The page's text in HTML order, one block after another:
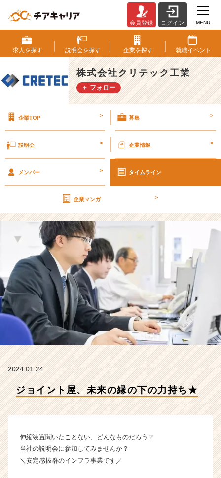
ョ
イ
ン
ト
屋、
未
の
力
【株
式
会
社
ク
リ
テ
ッ
ク
工
業
の
タ
イ
ム
ベ
ー・
成
長
会員登録 ログイン MENU
求人を探す 説明会を探す 企業を探す 就職イベント
株式会社クリテック工業
＋ フォロー
企業TOP > 募集 >
説明会 > 企業情報 >
メンバー > タイムライン
企業マンガ >
2024.01.24
ジョイント屋、未来の縁の下の力持ち★
伸縮装置聞いたことない、どんなものだろう？
当社の説明会に参加してみませんか？
＼安定感抜群のインフラ事業です／